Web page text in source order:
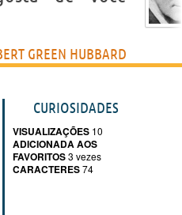
GREEN HUBBARD
CURIOSIDADES
VISUALIZAÇÕES 10
ADICIONADA AOS
FAVORITOS3 vezes
CARACTERES74